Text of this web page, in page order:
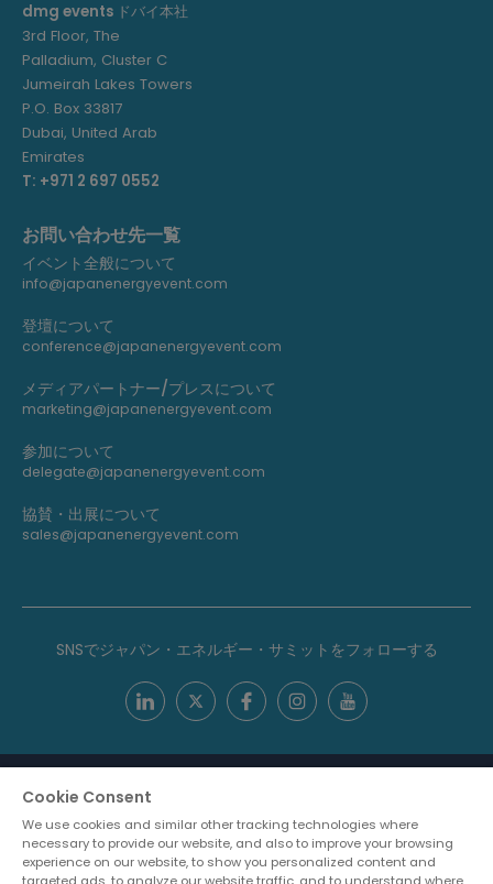
dmg events ドバイ本社
3rd Floor, The
Palladium, Cluster C
Jumeirah Lakes Towers
P.O. Box 33817
Dubai, United Arab
Emirates
T: +971 2 697 0552
お問い合わせ先一覧
イベント全般について
info@japanenergyevent.com
登壇について
conference@japanenergyevent.com
メディアパートナー/プレスについて
marketing@japanenergyevent.com
参加について
delegate@japanenergyevent.com
協賛・出展について
sales@japanenergyevent.com
SNSでジャパン・エネルギー・サミットをフォローする
Cookie Consent
We use cookies and similar other tracking technologies where
necessary to provide our website, and also to improve your browsing
experience on our website, to show you personalized content and